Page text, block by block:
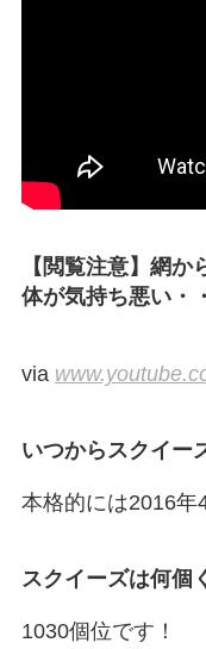
【閲覧注意】網
体が気持ち悪い・
via
いつからスクイー
本格的には2016年
スクイーズは何個
1030個位です！